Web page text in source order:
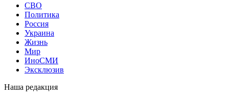
СВО
Политика
Россия
Украина
Жизнь
Мир
ИноСМИ
Эксклюзив
Наша редакция